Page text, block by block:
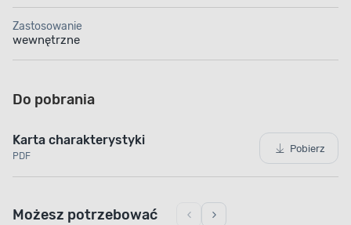
Zastosowanie
wewnętrzne
Do pobrania
Karta charakterystyki
PDF
Pobierz
Możesz potrzebować